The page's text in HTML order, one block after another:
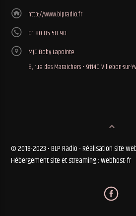
http://www.blpradio.fr
01 80 85 58 90
MJC Boby Lapointe
8, rue des Maraichers • 91140 Villebon-sur-
© 2018-2023 • BLP Radio - Réalisation site
Hébergement site et streaming : Webhost-fr